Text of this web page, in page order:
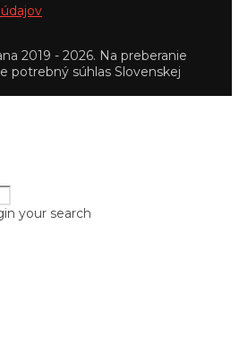
2019 - 2026. Na preberanie
potrebný súhlas Slovenskej
your search